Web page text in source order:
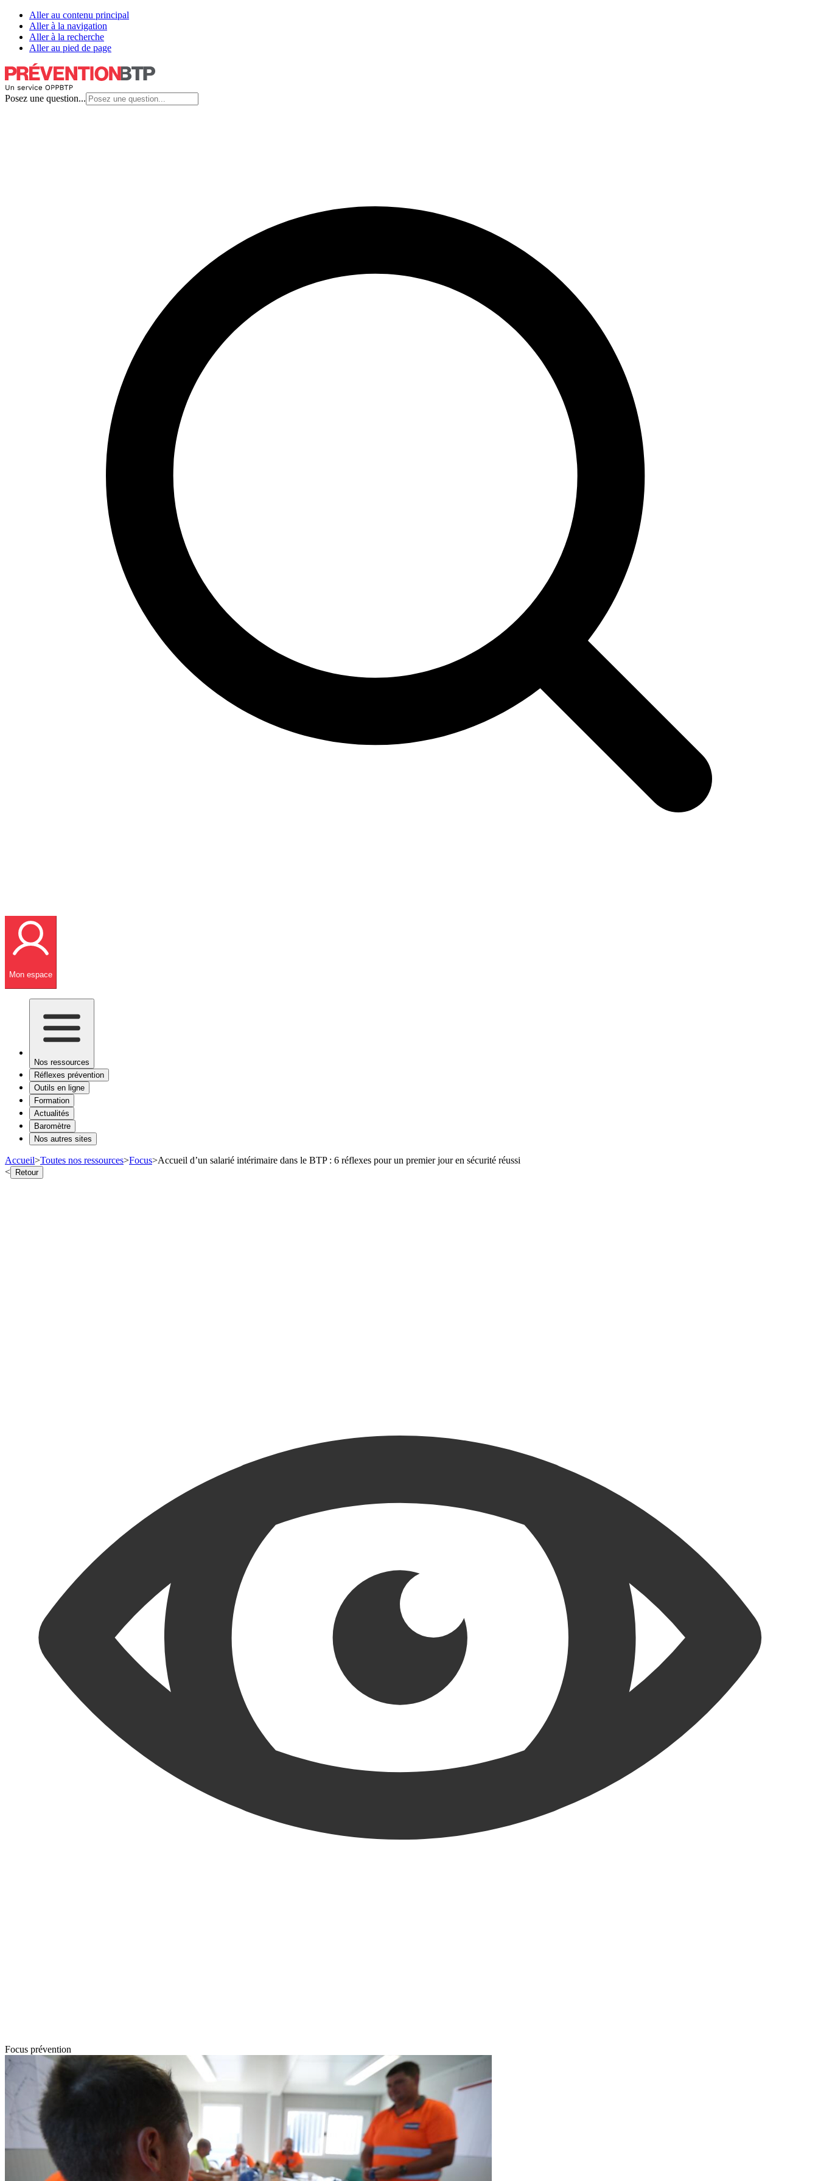
Aller au contenu principal
Aller à la navigation
Aller à la recherche
Aller au pied de page
Posez une question...
Mon espace
Nos ressources
Réflexes prévention
Outils en ligne
Formation
Actualités
Baromètre
Nos autres sites
Accueil>Toutes nos ressources>Focus>Accueil d’un salarié intérimaire dans le BTP : 6 réflexes pour un premier jour en sécurité réussi
< Retour
Focus prévention